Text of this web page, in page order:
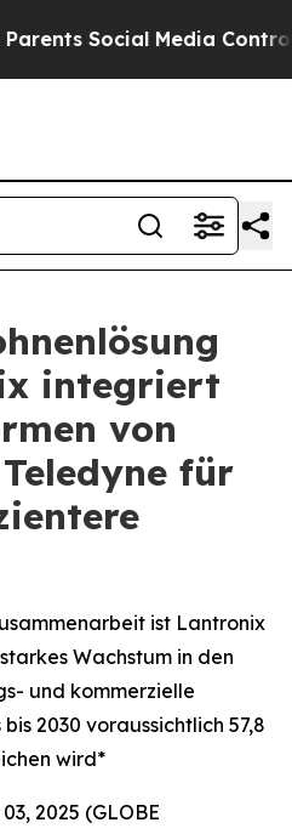
Media Controls for
integriert
von
für
ist Lantronix
Wachstum in den
und kommerzielle
2030 voraussichtlich 57,8
wird*
2025 (GLOBE